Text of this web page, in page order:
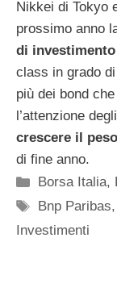
Nikkei di Tokyo
prossimo anno
di investimento
class in grado
più dei bond
l’attenzione
crescere il
di fine anno.
Categorie
Borsa Italia,
Tag
Bnp Paribas,
Investimenti